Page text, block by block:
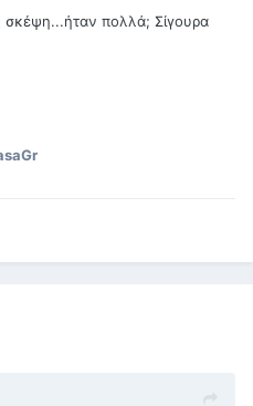
σκέψη...ήταν πολλά; Σίγουρα